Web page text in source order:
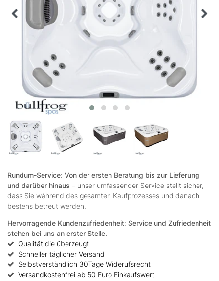
Rundum-Service: Von der ersten Beratung bis zur Lieferung
und darüber hinaus – unser umfassender Service stellt sicher,
dass Sie während des gesamten Kaufprozesses und danach
bestens betreut werden.
Hervorragende Kundenzufriedenheit: Service und Zufriedenheit
stehen bei uns an erster Stelle.
Qualität die überzeugt
Schneller täglicher Versand
Selbstverständlich 30Tage Widerufsrecht
Versandkostenfrei ab 50 Euro Einkaufswert